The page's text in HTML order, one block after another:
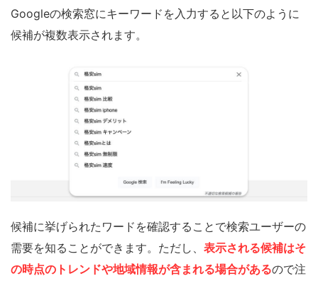
Googleの検索窓にキーワードを入力すると以下のように
候補が複数表示されます。
候補に挙げられたワードを確認することで検索ユーザーの
需要を知ることができます。ただし、 表示される候補はそ
の時点のトレンドや地域情報が含まれる場合があるので注